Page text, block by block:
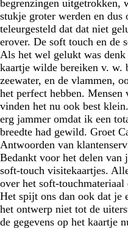
begrenzingen uitgetrokken,
stukje groter werden en dus
teleurgesteld dat dat niet
erover. De soft touch en de
Als het wel gelukt was
kaartje wilde bereiken v. w.
zeewater, en de vlammen,
het perfect hebben.
vinden het nu ook best
erg jammer omdat ik een
breedte had gewild. Groet
Antwoorden van
Bedankt voor het delen van
soft-touch visitekaartjes.
over het soft-touchmateriaal
Het spijt ons dan ook dat je
het ontwerp niet tot de
de gegevens op het kaartje